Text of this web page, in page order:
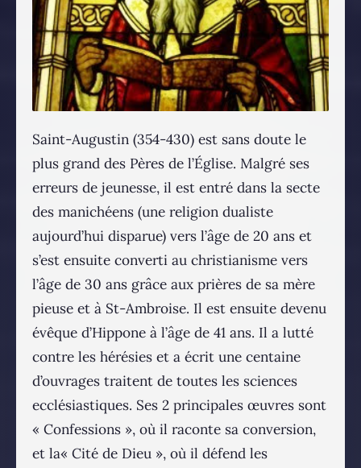
Saint-Augustin (354-430) est sans doute le
plus grand des Pères de l’Église. Malgré ses
erreurs de jeunesse, il est entré dans la secte
des manichéens (une religion dualiste
aujourd’hui disparue) vers l’âge de 20 ans et
s’est ensuite converti au christianisme vers
l’âge de 30 ans grâce aux prières de sa mère
pieuse et à St-Ambroise. Il est ensuite devenu
évêque d’Hippone à l’âge de 41 ans. Il a lutté
contre les hérésies et a écrit une centaine
d’ouvrages traitent de toutes les sciences
ecclésiastiques. Ses 2 principales œuvres sont
« Confessions », où il raconte sa conversion,
et la« Cité de Dieu », où il défend les